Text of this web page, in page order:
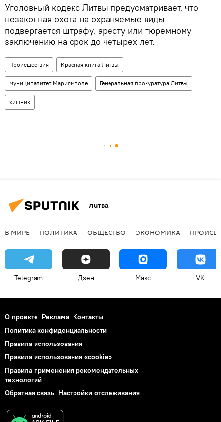
Уголовный кодекс Литвы предусматривает, что
незаконная охота на охраняемые виды
подвергается штрафу, аресту или тюремному
заключению на срок до четырех лет.
Происшествия Красная книга Литвы
муниципалитет Мариямполе Генеральная прокуратура Литвы
хищник
Литва
В МИРЕ ПОЛИТИКА ОБЩЕСТВО ЭКОНОМИКА
Telegram Дзен Макс VK
О проекте Реклама Контакты
Политика конфиденциальности
Правила использования
Правила использования «cookie»
Правила применения рекомендательных
технологий
Обратная связь Настройки отслеживания